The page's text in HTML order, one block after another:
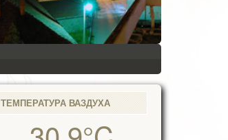
ТЕМПЕРАТУРА ВАЗДУХА